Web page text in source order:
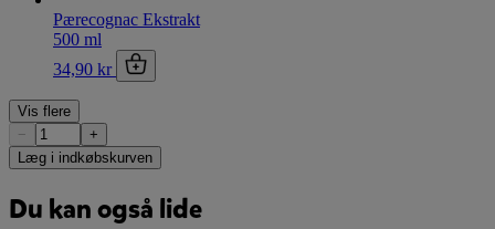
Pærecognac Ekstrakt
500 ml
34,90 kr
Vis flere
−
+
Læg i indkøbskurven
Du kan også lide